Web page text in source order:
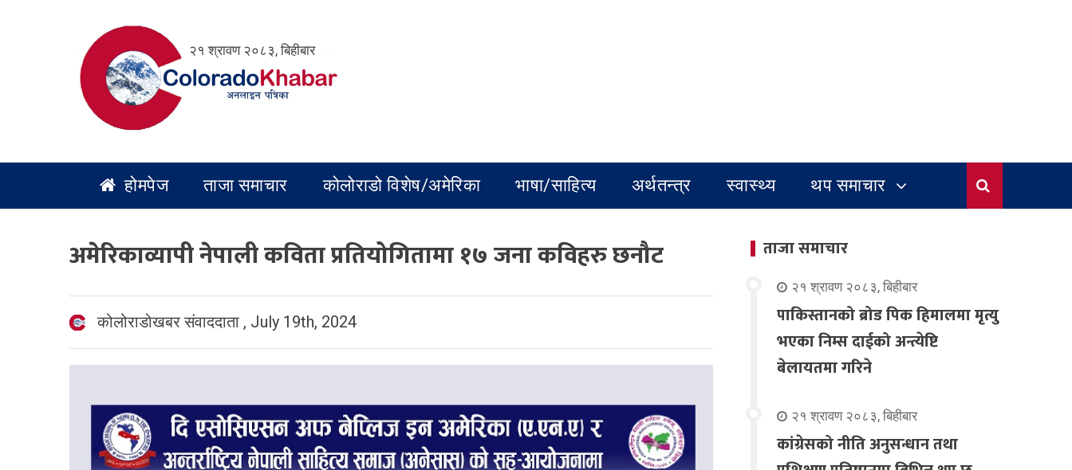
२१ श्रावण २०८३, बिहीबार
होमपेज ताजा समाचार कोलोराडो विशेष/अमेरिका भाषा/साहित्य अर्थतन्त्र स्वास्थ्य थप समाचार
अमेरिकाव्यापी नेपाली कविता प्रतियोगितामा १७ जना कविहरु छनौट
कोलोराडोखबर संवाददाता , July 19th, 2024
ताजा समाचार
२१ श्रावण २०८३, बिहीबार
पाकिस्तानको ब्रोड पिक हिमालमा मृत्यु
भएका निम्स दाईको अन्त्येष्टि
बेलायतमा गरिने
२१ श्रावण २०८३, बिहीबार
कांग्रेसको नीति अनुसन्धान तथा